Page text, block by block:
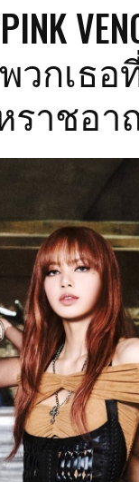
วกเธอ
หราชอ